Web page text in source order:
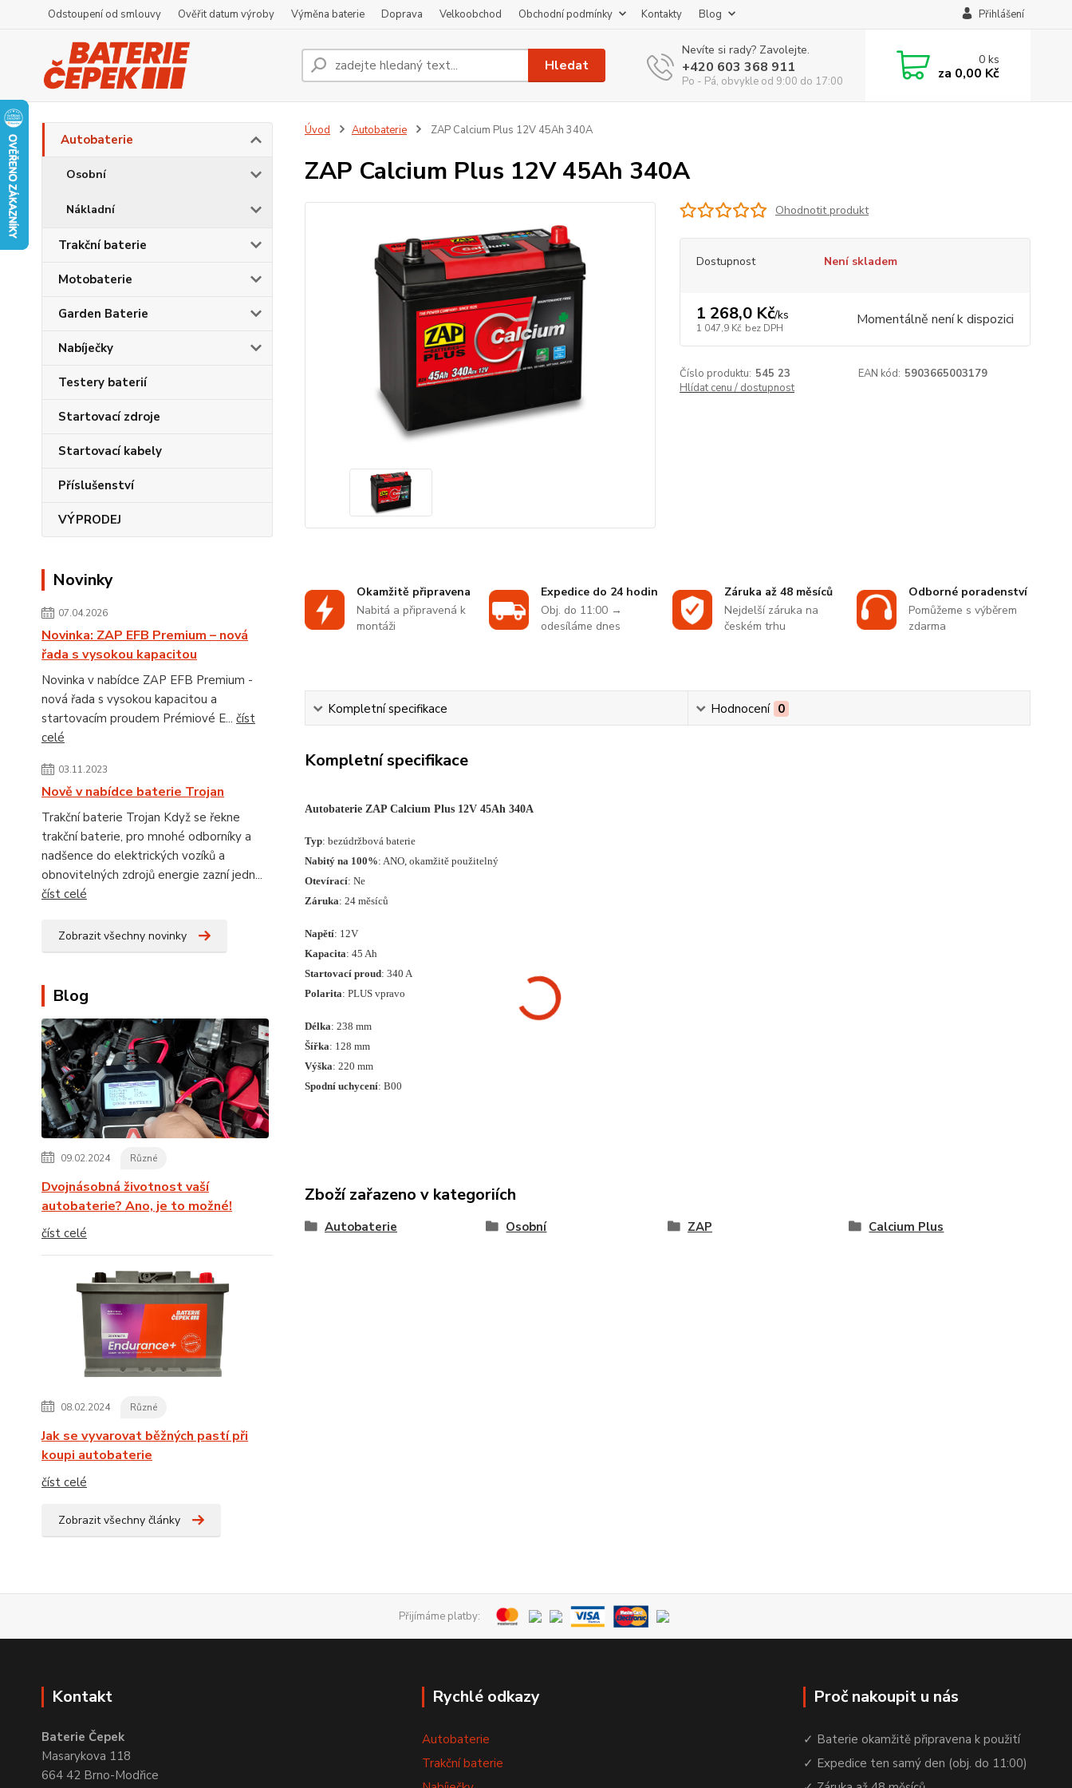
Odstoupení od smlouvy Ověřit datum výroby Výměna baterie Doprava Velkoobchod Obchodní podmínky Kontakty Blog Přihlášení
Hledat
Nevíte si rady? Zavolejte.
+420 603 368 911
Po - Pá, obvykle od 9:00 do 17:00
0ks
za 0,00 Kč
Autobaterie
Osobní
Nákladní
Trakční baterie
Motobaterie
Garden Baterie
Nabíječky
Testery baterií
Startovací zdroje
Startovací kabely
Příslušenství
VÝPRODEJ
Novinky
07.04.2026
Novinka: ZAP EFB Premium – nová
řada s vysokou kapacitou
Novinka v nabídce ZAP EFB Premium -
nová řada s vysokou kapacitou a
startovacím proudem Prémiové E... číst
celé
03.11.2023
Nově v nabídce baterie Trojan
Trakční baterie Trojan Když se řekne
trakční baterie, pro mnohé odborníky a
nadšence do elektrických vozíků a
obnovitelných zdrojů energie zazní jedn...
číst celé
Zobrazit všechny novinky
Blog
09.02.2024 Různé
Dvojnásobná životnost vaší
autobaterie? Ano, je to možné!
číst celé
08.02.2024 Různé
Jak se vyvarovat běžných pastí při
koupi autobaterie
číst celé
Zobrazit všechny články
Úvod Autobaterie ZAP Calcium Plus 12V 45Ah 340A
ZAP Calcium Plus 12V 45Ah 340A
Ohodnotit produkt
Dostupnost Není skladem
1 268,0 Kč/ks
1 047,9 Kč bez DPH Momentálně není k dispozici
Číslo produktu: 545 23 EAN kód: 5903665003179
Hlídat cenu / dostupnost
Okamžitě připravena
Nabitá a připravená k
montáži
Expedice do 24 hodin
Obj. do 11:00 →
odesíláme dnes
Záruka až 48 měsíců
Nejdelší záruka na
českém trhu
Odborné poradenství
Pomůžeme s výběrem
zdarma
Kompletní specifikace Hodnocení 0
Kompletní specifikace
Autobaterie ZAP Calcium Plus 12V 45Ah 340A
Typ: bezúdržbová baterie
Nabitý na 100%: ANO, okamžitě použitelný
Otevírací: Ne
Záruka: 24 měsíců
Napětí: 12V
Kapacita: 45 Ah
Startovací proud: 340 A
Polarita: PLUS vpravo
Délka: 238 mm
Šířka: 128 mm
Výška: 220 mm
Spodní uchycení: B00
Zboží zařazeno v kategoriích
Autobaterie Osobní ZAP Calcium Plus
Přijímáme platby:
Kontakt
Baterie Čepek
Masarykova 118
664 42 Brno-Modřice
Rychlé odkazy
Autobaterie
Trakční baterie
Proč nakoupit u nás
✓ Baterie okamžitě připravena k použití
✓ Expedice ten samý den (obj. do 11:00)